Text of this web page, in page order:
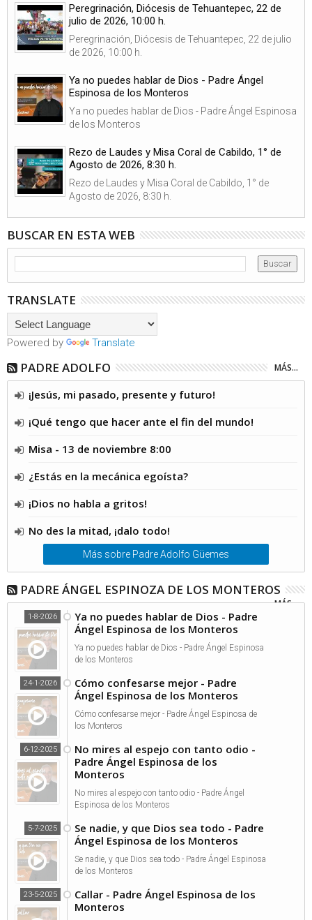
Peregrinación, Diócesis de Tehuantepec, 22 de
julio de 2026, 10:00 h.
Peregrinación, Diócesis de Tehuantepec, 22 de julio
de 2026, 10:00 h.
Ya no puedes hablar de Dios - Padre Ángel
Espinosa de los Monteros
Ya no puedes hablar de Dios - Padre Ángel Espinosa
de los Monteros
Rezo de Laudes y Misa Coral de Cabildo, 1° de
Agosto de 2026, 8:30 h.
Rezo de Laudes y Misa Coral de Cabildo, 1° de
Agosto de 2026, 8:30 h.
BUSCAR EN ESTA WEB
TRANSLATE
Powered by Translate
PADRE ADOLFO MÁS...
¡Jesús, mi pasado, presente y futuro!
¡Qué tengo que hacer ante el fin del mundo!
Misa - 13 de noviembre 8:00
¿Estás en la mecánica egoísta?
¡Dios no habla a gritos!
No des la mitad, ¡dalo todo!
Más sobre Padre Adolfo Güemes
PADRE ÁNGEL ESPINOZA DE LOS MONTEROS
MÁS...
Ya no puedes hablar de Dios - Padre
Ángel Espinosa de los Monteros
1-8-2026
Ya no puedes hablar de Dios - Padre Ángel Espinosa
de los Monteros
Cómo confesarse mejor - Padre
Ángel Espinosa de los Monteros
24-1-2026
Cómo confesarse mejor - Padre Ángel Espinosa de
los Monteros
No mires al espejo con tanto odio -
Padre Ángel Espinosa de los
Monteros
6-12-2025
No mires al espejo con tanto odio - Padre Ángel
Espinosa de los Monteros
Se nadie, y que Dios sea todo - Padre
Ángel Espinosa de los Monteros
5-7-2025
Se nadie, y que Dios sea todo - Padre Ángel Espinosa
de los Monteros
Callar - Padre Ángel Espinosa de los
Monteros
23-5-2025